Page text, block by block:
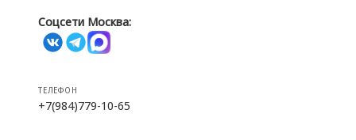
Соцсети Москва:
ТЕЛЕФОН
+7(984)779-10-65